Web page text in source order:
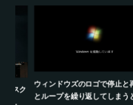
ウィンドウズのロゴで停止と再起動
とループを繰り返してしまうと...